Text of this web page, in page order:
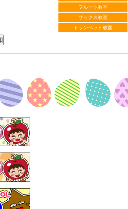
フルート教室
サックス教室
トランペット教室